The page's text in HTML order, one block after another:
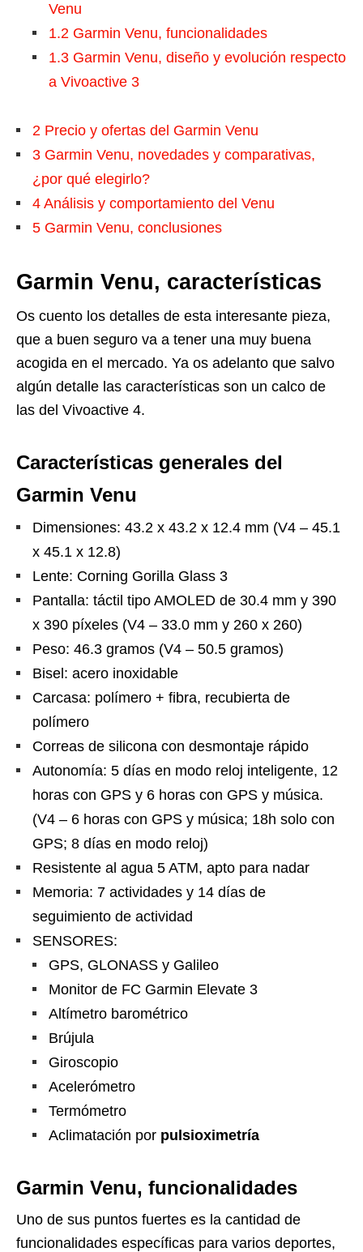
Venu
1.2 Garmin Venu, funcionalidades
1.3 Garmin Venu, diseño y evolución respecto
a Vivoactive 3
2 Precio y ofertas del Garmin Venu
3 Garmin Venu, novedades y comparativas,
¿por qué elegirlo?
4 Análisis y comportamiento del Venu
5 Garmin Venu, conclusiones
Garmin Venu, características
Os cuento los detalles de esta interesante pieza,
que a buen seguro va a tener una muy buena
acogida en el mercado. Ya os adelanto que salvo
algún detalle las características son un calco de
las del Vivoactive 4.
Características generales del
Garmin Venu
Dimensiones: 43.2 x 43.2 x 12.4 mm (V4 – 45.1
x 45.1 x 12.8)
Lente: Corning Gorilla Glass 3
Pantalla: táctil tipo AMOLED de 30.4 mm y 390
x 390 píxeles (V4 – 33.0 mm y 260 x 260)
Peso: 46.3 gramos (V4 – 50.5 gramos)
Bisel: acero inoxidable
Carcasa: polímero + fibra, recubierta de
polímero
Correas de silicona con desmontaje rápido
Autonomía: 5 días en modo reloj inteligente, 12
horas con GPS y 6 horas con GPS y música.
(V4 – 6 horas con GPS y música; 18h solo con
GPS; 8 días en modo reloj)
Resistente al agua 5 ATM, apto para nadar
Memoria: 7 actividades y 14 días de
seguimiento de actividad
SENSORES:
GPS, GLONASS y Galileo
Monitor de FC Garmin Elevate 3
Altímetro barométrico
Brújula
Giroscopio
Acelerómetro
Termómetro
Aclimatación por pulsioximetría
Garmin Venu, funcionalidades
Uno de sus puntos fuertes es la cantidad de
funcionalidades específicas para varios deportes,